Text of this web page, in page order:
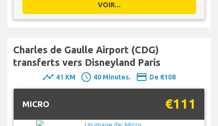
VOIR...
Charles de Gaulle Airport (CDG)
transferts vers Disneyland Paris
timeline 41 KM schedule 40 Minutes. payment De €108
MICRO €111